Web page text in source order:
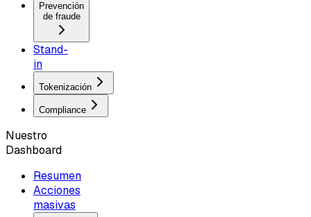
Prevención
de fraude
Stand-
in
Tokenización
Compliance
Nuestro
Dashboard
Resumen
Acciones
masivas